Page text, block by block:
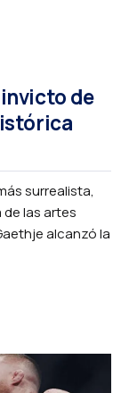
de
surrealista,
las artes
alcanzó la